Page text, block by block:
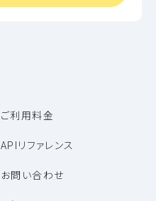
ご利用料金
APIリファレンス
お問い合わせ